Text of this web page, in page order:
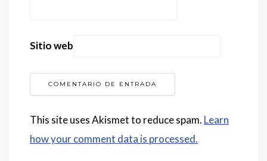
Sitio web
This site uses Akismet to reduce spam. Learn
how your comment data is processed.